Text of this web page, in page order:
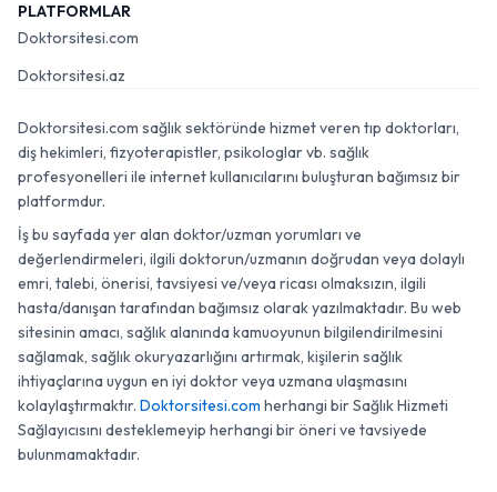
PLATFORMLAR
Doktorsitesi.com
Doktorsitesi.az
Doktorsitesi.com sağlık sektöründe hizmet veren tıp doktorları,
diş hekimleri, fizyoterapistler, psikologlar vb. sağlık
profesyonelleri ile internet kullanıcılarını buluşturan bağımsız bir
platformdur.
İş bu sayfada yer alan doktor/uzman yorumları ve
değerlendirmeleri, ilgili doktorun/uzmanın doğrudan veya dolaylı
emri, talebi, önerisi, tavsiyesi ve/veya ricası olmaksızın, ilgili
hasta/danışan tarafından bağımsız olarak yazılmaktadır. Bu web
sitesinin amacı, sağlık alanında kamuoyunun bilgilendirilmesini
sağlamak, sağlık okuryazarlığını artırmak, kişilerin sağlık
ihtiyaçlarına uygun en iyi doktor veya uzmana ulaşmasını
kolaylaştırmaktır. Doktorsitesi.com herhangi bir Sağlık Hizmeti
Sağlayıcısını desteklemeyip herhangi bir öneri ve tavsiyede
bulunmamaktadır.